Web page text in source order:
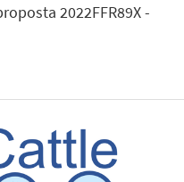
2022FFR89X -